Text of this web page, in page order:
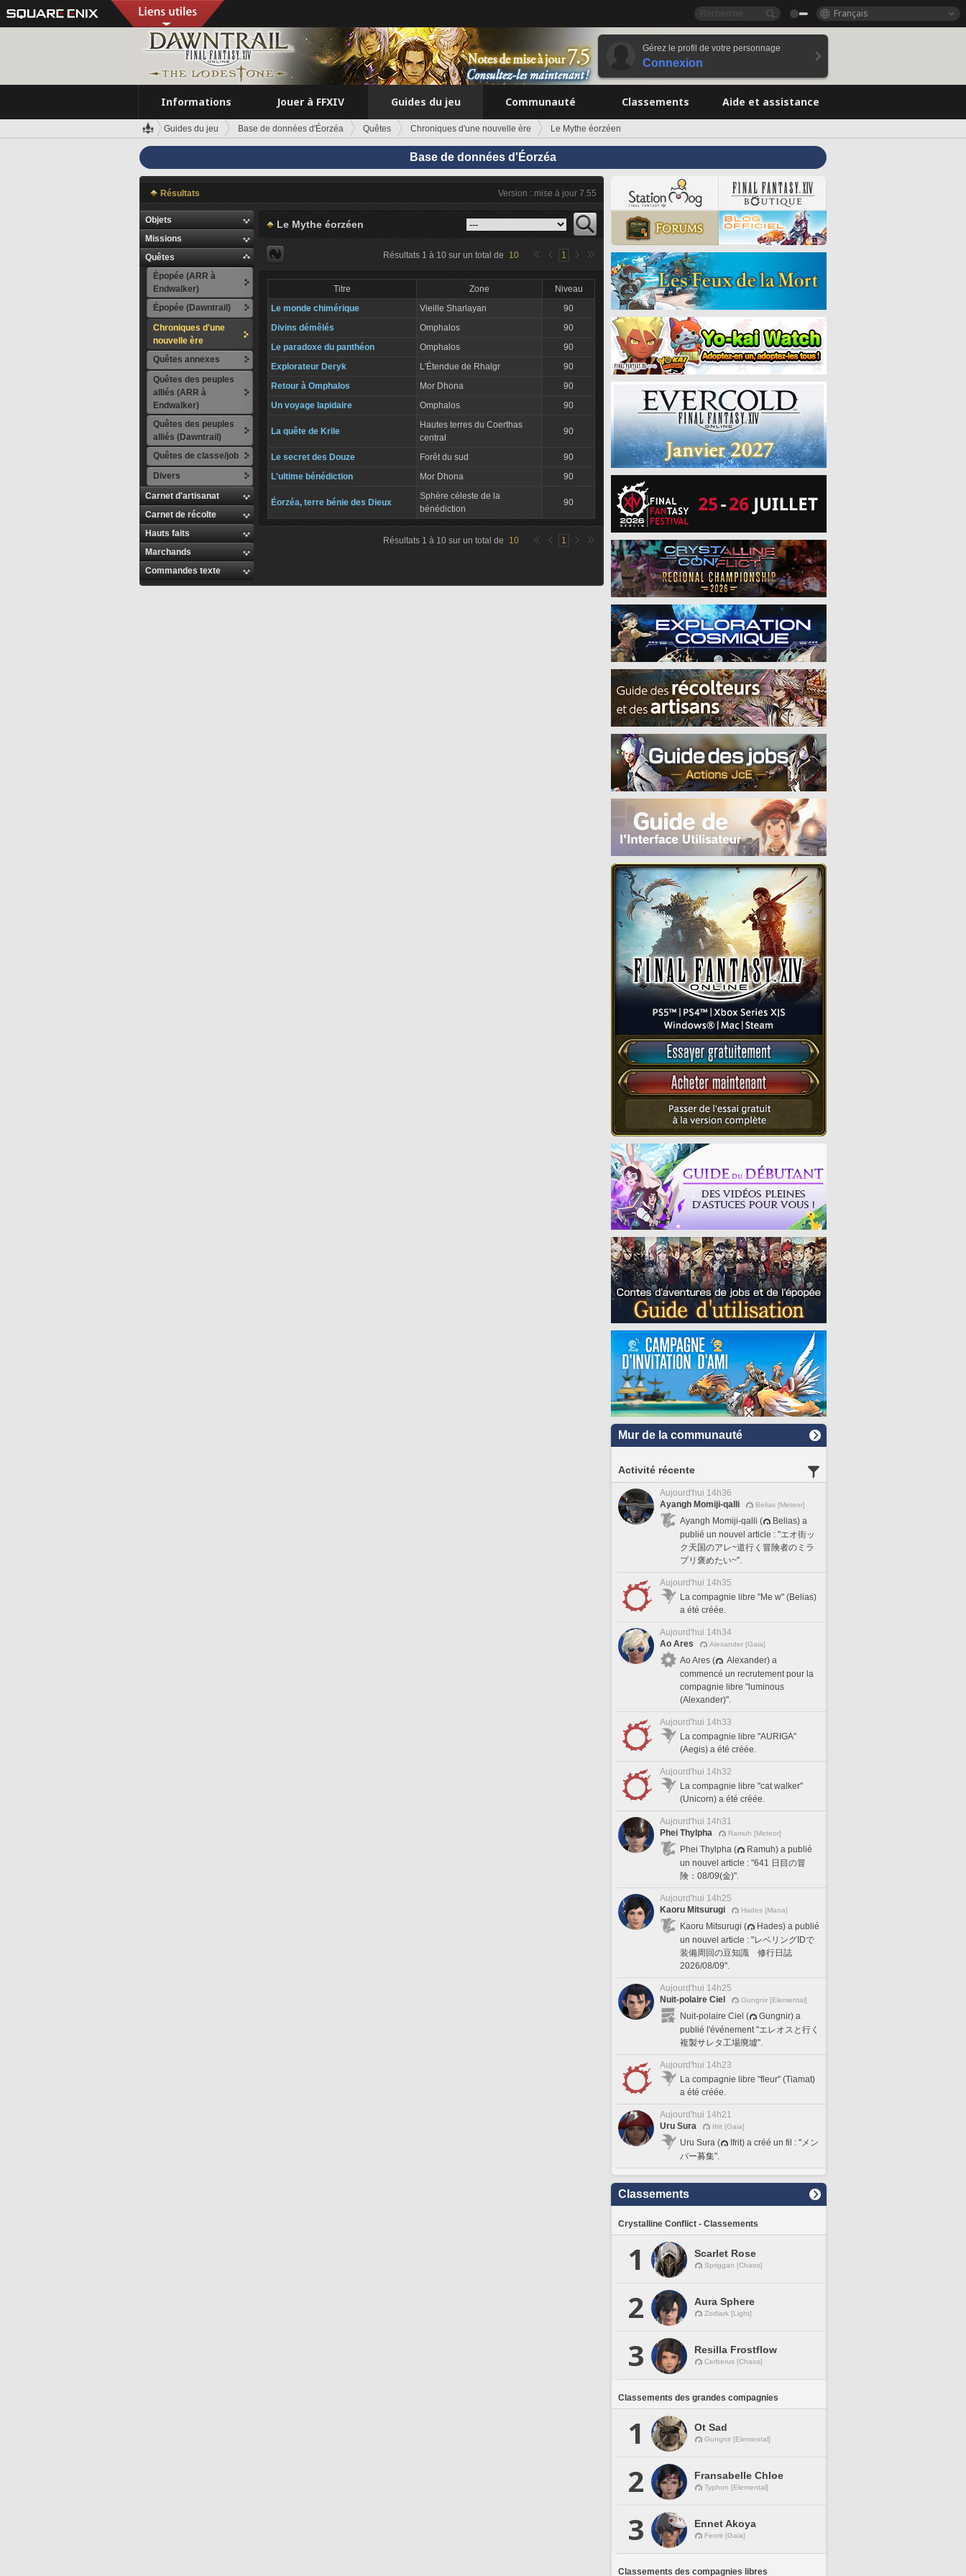
Français
Gérez le profil de votre personnage
Connexion
Informations Jouer à FFXIV Guides du jeu Communauté Classements Aide et assistance
Guides du jeu Base de données d'Éorzéa Quêtes Chroniques d'une nouvelle ère Le Mythe éorzéen
Base de données d'Éorzéa
Résultats Version : mise à jour 7.55
Objets
Missions
Quêtes
Épopée (ARR à
Endwalker)
Épopée (Dawntrail)
Chroniques d'une
nouvelle ère
Quêtes annexes
Quêtes des peuples
alliés (ARR à
Endwalker)
Quêtes des peuples
alliés (Dawntrail)
Quêtes de classe/job
Divers
Carnet d'artisanat
Carnet de récolte
Hauts faits
Marchands
Commandes texte
Le Mythe éorzéen
Résultats 1 à 10 sur un total de 10 1
Titre Zone
Niveau
Le monde chimérique
Vieille Sharlayan
90
Divins démêlés
Omphalos
90
Le paradoxe du panthéon
Omphalos
90
Explorateur Deryk
L'Étendue de Rhalgr
90
Retour à Omphalos
Mor Dhona
90
Un voyage lapidaire
Omphalos 90
La quête de Krile
Hautes terres du Coerthas
central
90
Le secret des Douze Forêt du sud
90
L'ultime bénédiction
Mor Dhona 90
Éorzéa, terre bénie des Dieux
Sphère céleste de la
bénédiction
90
Résultats 1 à 10 sur un total de 10 1
Mur de la communauté
Activité récente
Aujourd'hui 14h36
Ayangh Momiji-qalli
Belias [Meteor]
Ayangh Momiji-qalli (
Belias) a
publié un nouvel article : "エオ街ッ
ク天国のアレ~道行く冒険者のミラ
プリ褒めたい~".
Aujourd'hui 14h35
La compagnie libre "Me w" (Belias)
a été créée.
Aujourd'hui 14h34
Ao Ares
Alexander [Gaia]
Ao Ares (
Alexander) a
commencé un recrutement pour la
compagnie libre "luminous
(Alexander)".
Aujourd'hui 14h33
La compagnie libre "AURIGA"
(Aegis) a été créée.
Aujourd'hui 14h32
La compagnie libre "cat walker"
(Unicorn) a été créée.
Aujourd'hui 14h31
Phei Thylpha
Ramuh [Meteor]
Phei Thylpha (
Ramuh) a publié
un nouvel article : "641 日目の冒
険：08/09(金)".
Aujourd'hui 14h25
Kaoru Mitsurugi
Hades [Mana]
Kaoru Mitsurugi (
Hades) a publié
un nouvel article : "レベリングIDで
装備周回の豆知識 修行日誌
2026/08/09".
Aujourd'hui 14h25
Nuit-polaire Ciel
Gungnir [Elemental]
Nuit-polaire Ciel (
Gungnir) a
publié l'événement "エレオスと行く
複製サレタ工場廃墟".
Aujourd'hui 14h23
La compagnie libre "fleur" (Tiamat)
a été créée.
Aujourd'hui 14h21
Uru Sura
Ifrit [Gaia]
Uru Sura (
Ifrit) a créé un fil : "メン
バー募集".
Classements
Crystalline Conflict - Classements
1 Scarlet Rose
Spriggan [Chaos]
2 Aura Sphere
Zodiark [Light]
3 Resilla Frostflow
Cerberus [Chaos]
Classements des grandes compagnies
1 Ot Sad
Gungnir [Elemental]
2 Fransabelle Chloe
Typhon [Elemental]
3 Ennet Akoya
Fenrir [Gaia]
Classements des compagnies libres